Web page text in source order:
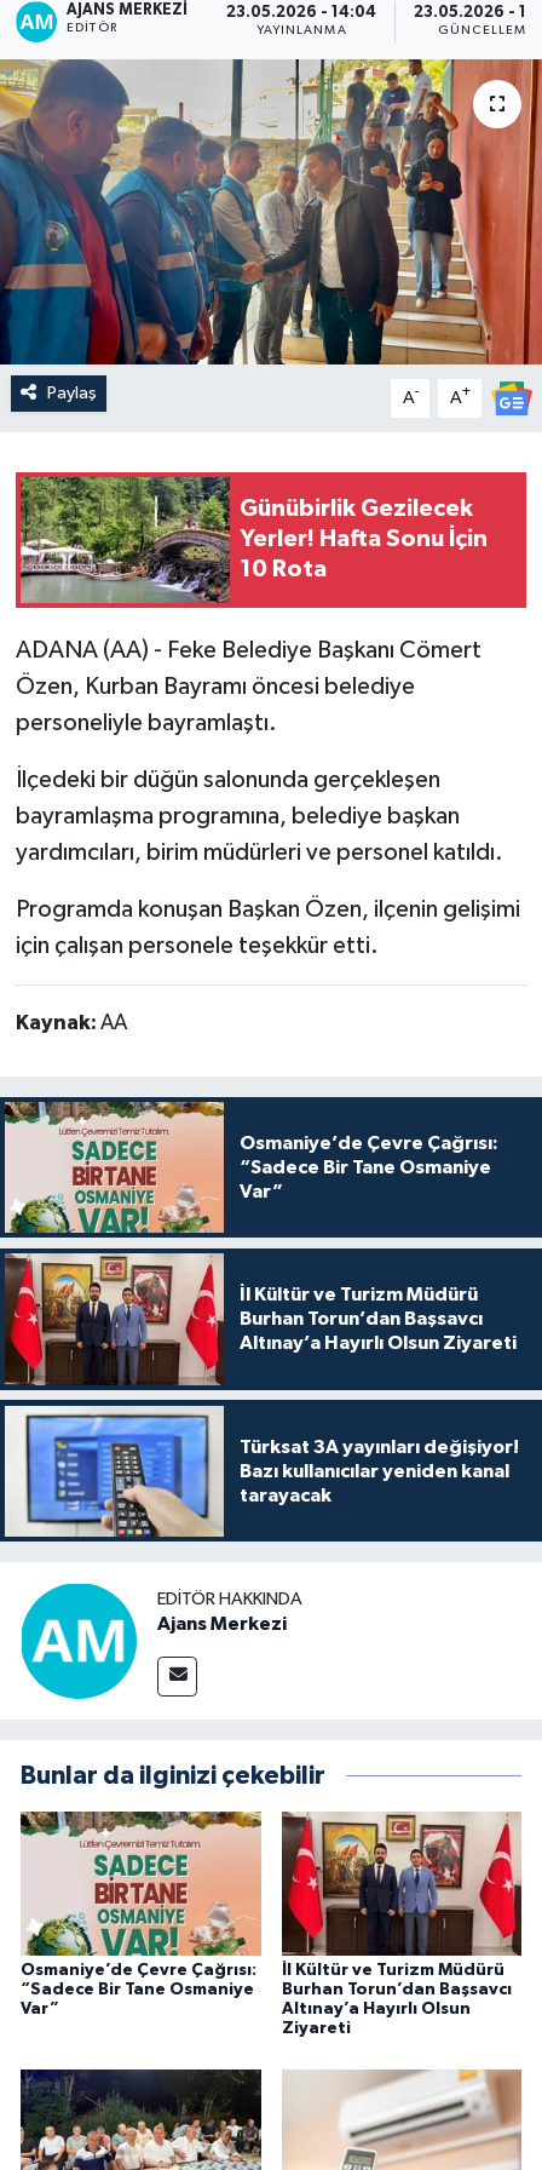
AJANS MERKEZI
EDITÖR
23.05.2026 - 14:04
YAYINLANMA
23.05.2026 -
GÜNCELLEME
Paylaş A- A+
Günübirlik Gezilecek
Yerler! Hafta Sonu İçin
10 Rota
ADANA (AA) - Feke Belediye Başkanı Cömert
Özen, Kurban Bayramı öncesi belediye
personeliyle bayramlaştı.
İlçedeki bir düğün salonunda gerçekleşen
bayramlaşma programına, belediye başkan
yardımcıları, birim müdürleri ve personel katıldı.
Programda konuşan Başkan Özen, ilçenin gelişimi
için çalışan personele teşekkür etti.​​​​​​​
Kaynak: AA
Osmaniye’de Çevre Çağrısı:
“Sadece Bir Tane Osmaniye
Var”
İl Kültür ve Turizm Müdürü
Burhan Torun’dan Başsavcı
Altınay’a Hayırlı Olsun Ziyareti
Türksat 3A yayınları değişiyor!
Bazı kullanıcılar yeniden kanal
tarayacak
EDITÖR HAKKINDA
Ajans Merkezi
Bunlar da ilginizi çekebilir
Osmaniye’de Çevre Çağrısı:
“Sadece Bir Tane Osmaniye
Var”
İl Kültür ve Turizm Müdürü
Burhan Torun’dan Başsavcı
Altınay’a Hayırlı Olsun
Ziyareti